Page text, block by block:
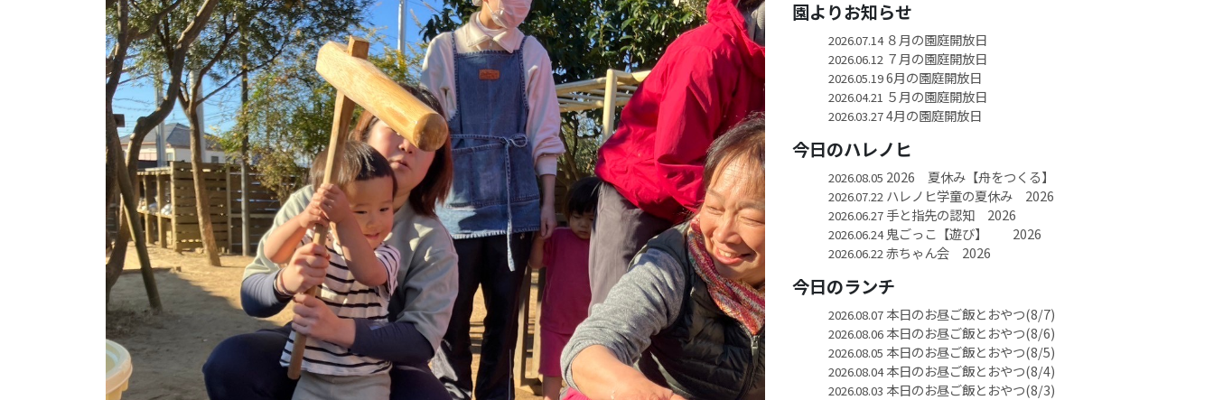
園よりお知らせ
2026.07.14８月の園庭開放日
2026.06.12 ７月の園庭開放日
2026.05.196月の園庭開放日
2026.04.21 ５月の園庭開放日
2026.03.274月の園庭開放日
今日のハレノヒ
2026.08.05 2026 夏休み【舟をつくる】
2026.07.22 ハレノヒ学童の夏休み 2026
2026.06.27手と指先の認知 2026
2026.06.24鬼ごっこ【遊び】 2026
2026.06.22 赤ちゃん会 2026
今日のランチ
2026.08.07本日のお昼ご飯とおやつ(8/7)
2026.08.06本日のお昼ご飯とおやつ(8/6)
2026.08.05 本日のお昼ご飯とおやつ(8/5)
2026.08.04本日のお昼ご飯とおやつ(8/4)
2026.08.03 本日のお昼ご飯とおやつ(8/3)